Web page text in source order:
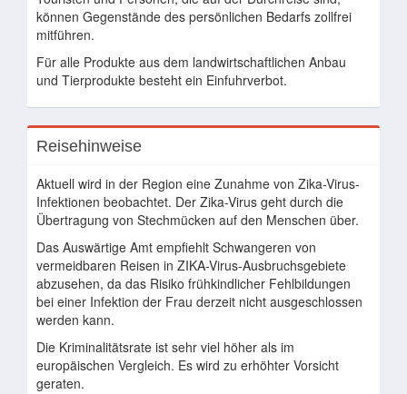
können Gegenstände des persönlichen Bedarfs zollfrei
mitführen.
Für alle Produkte aus dem landwirtschaftlichen Anbau
und Tierprodukte besteht ein Einfuhrverbot.
Reisehinweise
Aktuell wird in der Region eine Zunahme von Zika-Virus-
Infektionen beobachtet. Der Zika-Virus geht durch die
Übertragung von Stechmücken auf den Menschen über.
Das Auswärtige Amt empfiehlt Schwangeren von
vermeidbaren Reisen in ZIKA-Virus-Ausbruchsgebiete
abzusehen, da das Risiko frühkindlicher Fehlbildungen
bei einer Infektion der Frau derzeit nicht ausgeschlossen
werden kann.
Die Kriminalitätsrate ist sehr viel höher als im
europäischen Vergleich. Es wird zu erhöhter Vorsicht
geraten.